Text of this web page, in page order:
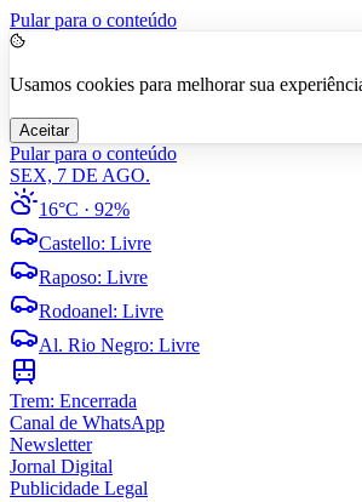
Pular para o conteúdo
Usamos cookies para melhorar sua
Aceitar
Pular para o conteúdo
SEX, 7 DE AGO.
16°C · 92%
Castello: Livre
Raposo: Livre
Rodoanel: Livre
Al. Rio Negro: Livre
Trem: Encerrada
Canal de WhatsApp
Newsletter
Jornal Digital
Publicidade Legal